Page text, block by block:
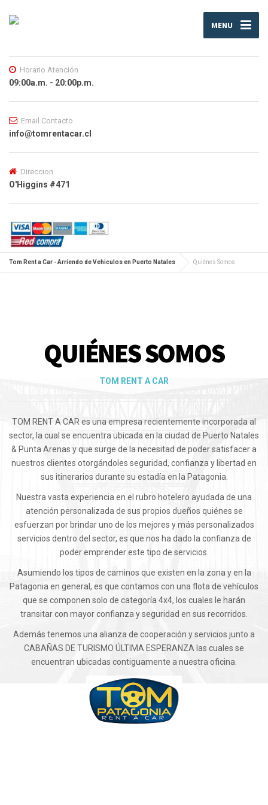
MENU
Horario Atención
09:00a.m. - 20:00p.m.
Email Contacto
info@tomrentacar.cl
Direccion
O'Higgins #471
Tom Rent a Car - Arriendo de Vehiculos en Puerto Natales Quiénes Somos
QUIÉNES SOMOS
TOM RENT A CAR
TOM RENT A CAR es una empresa recientemente incorporada al
sector, la cual se encuentra ubicada en la ciudad de Puerto Natales
& Punta Arenas y que surge de la necesitad de poder satisfacer a
nuestros clientes otorgándoles seguridad, confianza y libertad en
sus itinerarios durante su estadía en la Patagonia.
Nuestra vasta experiencia en el rubro hotelero ayudada de una
atención personalizada de sus propios dueños quiénes se
esfuerzan por brindar uno de los mejores y más personalizados
servicios dentro del sector, es que nos ha dado la confianza de
poder emprender este tipo de servicios.
Asumiendo los tipos de caminos que existen en la zona y en la
Patagonia en general, es que contamos con una flota de vehículos
que se componen solo de categoría 4x4, los cuales le harán
transitar con mayor confianza y seguridad en sus recorridos.
Además tenemos una alianza de cooperación y servicios junto a
CABAÑAS DE TURISMO ÚLTIMA ESPERANZA las cuales se
encuentran ubicadas contiguamente a nuestra oficina.